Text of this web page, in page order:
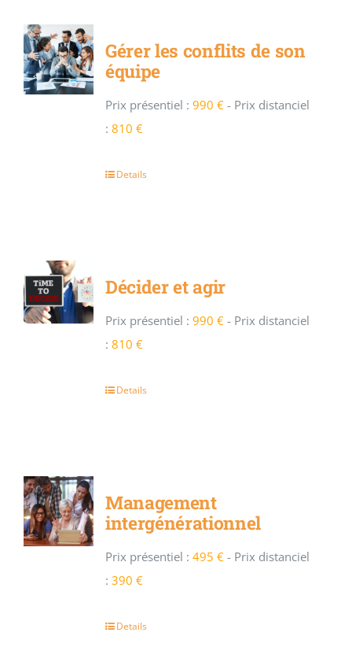
Gérer les conflits de son
équipe
Prix présentiel : 990 € - Prix distanciel
: 810 €
Details
Décider et agir
Prix présentiel : 990 € - Prix distanciel
: 810 €
Details
Management
intergénérationnel
Prix présentiel : 495 € - Prix distanciel
: 390 €
Details